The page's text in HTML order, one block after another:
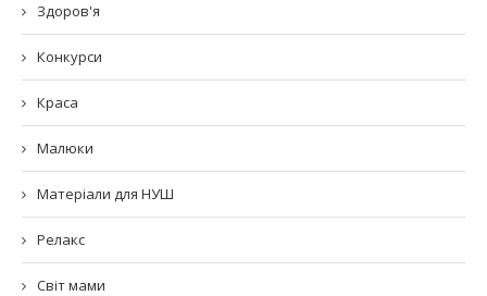
Здоров'я
Конкурси
Краса
Малюки
Матеріали для НУШ
Релакс
Світ мами